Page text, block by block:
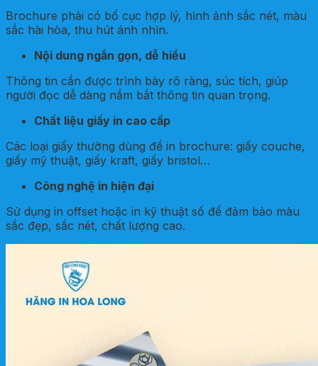
Brochure phải có bố cục hợp lý, hình ảnh sắc nét, màu
sắc hài hòa, thu hút ánh nhìn.
Nội dung ngắn gọn, dễ hiểu
Thông tin cần được trình bày rõ ràng, súc tích, giúp
người đọc dễ dàng nắm bắt thông tin quan trọng.
Chất liệu giấy in cao cấp
Các loại giấy thường dùng để in brochure: giấy couche,
giấy mỹ thuật, giấy kraft, giấy bristol…
Công nghệ in hiện đại
Sử dụng in offset hoặc in kỹ thuật số để đảm bảo màu
sắc đẹp, sắc nét, chất lượng cao.